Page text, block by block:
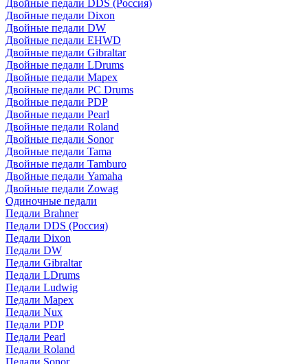
Двойные педали DDS (Россия)
Двойные педали Dixon
Двойные педали DW
Двойные педали EHWD
Двойные педали Gibraltar
Двойные педали LDrums
Двойные педали Mapex
Двойные педали PC Drums
Двойные педали PDP
Двойные педали Pearl
Двойные педали Roland
Двойные педали Sonor
Двойные педали Tama
Двойные педали Tamburo
Двойные педали Yamaha
Двойные педали Zowag
Одиночные педали
Педали Brahner
Педали DDS (Россия)
Педали Dixon
Педали DW
Педали Gibraltar
Педали LDrums
Педали Ludwig
Педали Mapex
Педали Nux
Педали PDP
Педали Pearl
Педали Roland
Педали Sonor